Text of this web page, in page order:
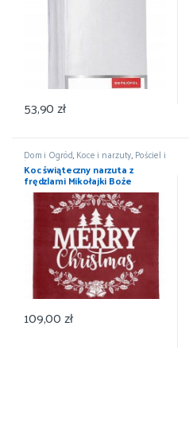
53,90zł
Dom i Ogród, Koce i narzuty, Pościel i
koce,Wyposażenie
Koc świąteczny narzuta z
frędzlami Mikołajki Boże
Narodzenie 150×200
109,00zł